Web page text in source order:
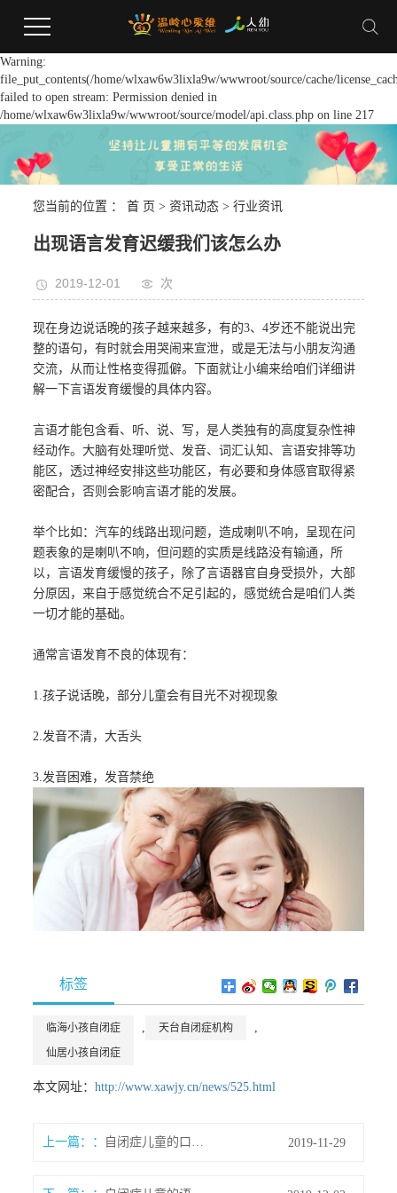
Warning:
file_put_contents(/home/wlxaw6w3lixla9w/wwwroot/source/cache/
failed to open stream: Permission denied in
/home/wlxaw6w3lixla9w/wwwroot/source/model/api.class.php on line 217
您当前的位置 ：首 页 >资讯动态 >行业资讯
出现语言发育迟缓我们该怎么办
2019-12-01 次
现在身边说话晚的孩子越来越多，有的3、4岁还不能说出完
整的语句，有时就会用哭闹来宣泄，或是无法与小朋友沟通
交流，从而让性格变得孤僻。下面就让小编来给咱们详细讲
解一下言语发育缓慢的具体内容。
言语才能包含看、听、说、写，是人类独有的高度复杂性神
经动作。大脑有处理听觉、发音、词汇认知、言语安排等功
能区，透过神经安排这些功能区，有必要和身体感官取得紧
密配合，否则会影响言语才能的发展。
举个比如：汽车的线路出现问题，造成喇叭不响，呈现在问
题表象的是喇叭不响，但问题的实质是线路没有输通，所
以，言语发育缓慢的孩子，除了言语器官自身受损外，大部
分原因，来自于感觉统合不足引起的，感觉统合是咱们人类
一切才能的基础。
通常言语发育不良的体现有：
1.孩子说话晚，部分儿童会有目光不对视现象
2.发音不清，大舌头
3.发音困难，发音禁绝
标签
临海小孩自闭症 , 天台自闭症机构 ,
仙居小孩自闭症
本文网址：http://www.xawjy.cn/news/525.html
上一篇： 自闭症儿童的口语障碍的类型 2019-11-29